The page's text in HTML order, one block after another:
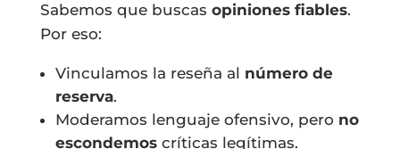
Sabemos que buscas opiniones fiables.
Por eso:
Vinculamos la reseña al número de
reserva.
Moderamos lenguaje ofensivo, pero no
escondemoscríticas legítimas.